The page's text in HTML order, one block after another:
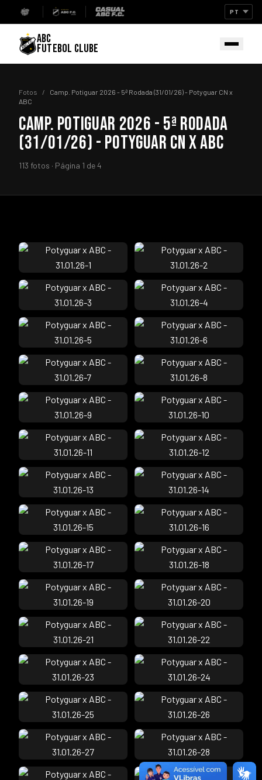
ABC
FUTEBOL CLUBE
Fotos /
Camp. Potiguar 2026 - 5ª Rodada (31/01/26) - Potyguar CN x
ABC
CAMP. POTIGUAR 2026 - 5ª RODADA
(31/01/26) - POTYGUAR CN X ABC
113 fotos · Página 1 de 4